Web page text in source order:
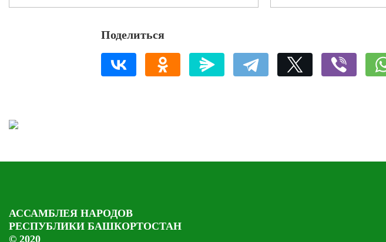
Поделиться
АССАМБЛЕЯ НАРОДОВ
РЕСПУБЛИКИ БАШКОРТОСТАН
© 2020